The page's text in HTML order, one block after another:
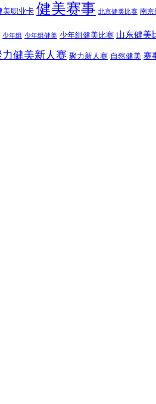
美职业卡 健美赛事 北京健美比赛 南京
少年组 少年组健美 少年组健美比赛 山东健美
力健美新人赛 聚力新人赛 自然健美 赛